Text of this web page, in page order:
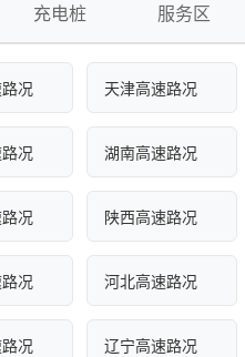
充电桩 服务区
路况 天津高速路况
况 湖南高速路况
况 陕西高速路况
况 河北高速路况
况 辽宁高速路况